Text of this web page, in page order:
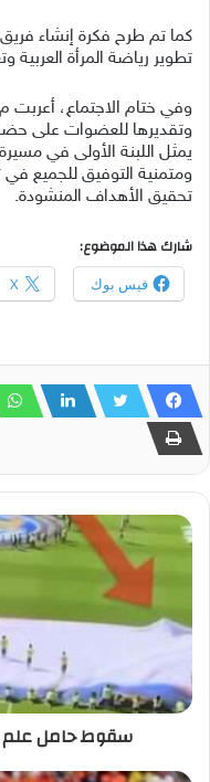
كما تم طرح فكرة إنشاء
تطوير رياضة المرأة
وفي ختام الاجتماع، أعربت
وتقديرها للعضوات على
يمثل اللبنة الأولى في
ومتمنية التوفيق للجميع
تحقيق الأهداف المنشودة.
شارك هذا الموضوع:
فيس بوك X
سقوط حامل علم